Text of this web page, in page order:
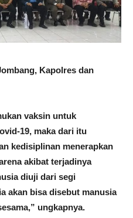
Kapolres dan
vaksin untuk
19, maka dari itu
kedisiplinan menerapkan
akibat terjadinya
diuji dari segi
akan bisa disebut manusia
ungkapnya.